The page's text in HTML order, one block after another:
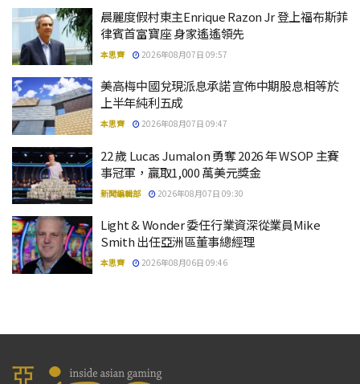
晨麗度假村東主Enrique Razon Jr 登上福布斯菲
律賓首富寶座 身家遙遙領先
本思齊 2026年08月07日 09:57
美高梅中國兌現派息承諾 宣佈中期股息相等於
上半年純利五成
本思齊 2026年08月07日 09:47
22 歲 Lucas Jumalon 勇奪 2026 年 WSOP 主賽
事冠軍，贏取1,000 萬美元獎金
新聞編輯部 2026年08月07日 09:30
Light & Wonder 委任行業資深從業員Mike
Smith 出任亞洲區董事總經理
本思齊 2026年08月06日 09:46